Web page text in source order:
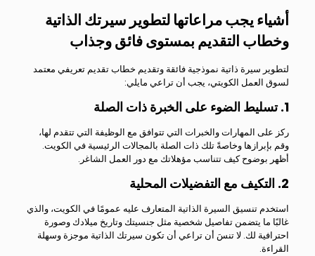
أشياء يجب مراعاتها لتطوير سيرتك الذاتية
وخطاب التقديم بمستوى فائق وجذاب
لتطوير سيرة ذاتية نموذجية فائقة وتقديم خطاب تقديم تعريفي معتمد
لسوق العمل الكويتي، يجب أن تراعي مايلي:
1. تسليط الضوء على الخبرة ذات الصلة
ركز على المهارات والخبرات التي تتوافق مع الوظيفة التي تتقدم لها،
وقم بإبرازها وخاصةً تلك ذات الصلة بالمجالات الرئيسية في الكويت.
أظهر بوضوح كيف تتناسب مؤهلاتك مع دور العمل الشاغر.
2. التكيف مع التفضيلات المحلية
استخدم تنسيق السيرة الذاتية المتعارف عليه عمومًا في الكويت، والذي
غالبًا ما يتضمن تفاصيل شخصية مثل جنسيتك وتاريخ ميلادك وصورة
احترافية لك. لا تنسَ أن تراعي أن تكون سيرتك الذاتية موجزة وسهلة
القراءة.